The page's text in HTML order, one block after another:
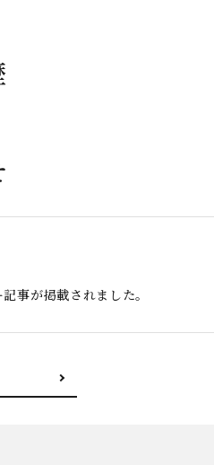
事が掲載されました。